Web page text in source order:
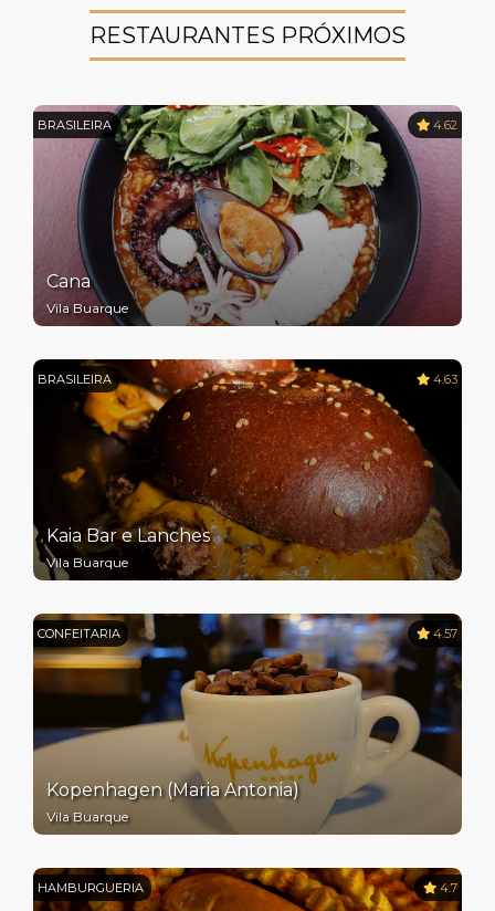
RESTAURANTES PRÓXIMOS
BRASILEIRA 4.62
Cana
Vila Buarque
BRASILEIRA 4.63
Kaia Bar e Lanches
Vila Buarque
CONFEITARIA 4.57
Kopenhagen (Maria Antonia)
Vila Buarque
HAMBURGUERIA 4.7